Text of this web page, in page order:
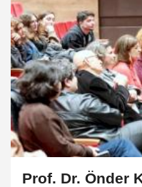
Prof. Dr. Önder